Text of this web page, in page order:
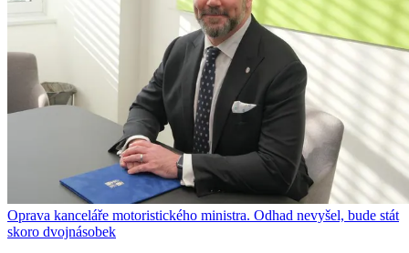
Oprava kanceláře motoristického ministra. Odhad nevyšel, bude stát
skoro dvojnásobek